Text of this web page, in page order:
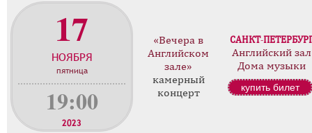
17
НОЯБРЯ
пятница
19:00
2023
«Вечера в
Английском
зале»
камерный
концерт
САНКТ-
Английский зал
Дома музыки
купить билет